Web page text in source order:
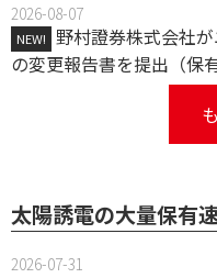
2026-08-07
NEW!
野村證券株式会社
の変更報告書を提出（保
太陽誘電の大量保有
2026-07-31